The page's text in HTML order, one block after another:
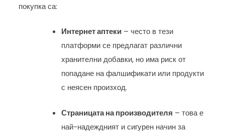
покупка са:
Интернет аптеки – често в тези
платформи се предлагат различни
хранителни добавки, но има риск от
попадане на фалшификати или продукти
с неясен произход.
Страницата на производителя – това е
най-надеждният и сигурен начин за